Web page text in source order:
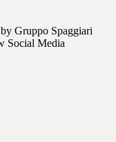
Gruppo Spaggiari
Social Media